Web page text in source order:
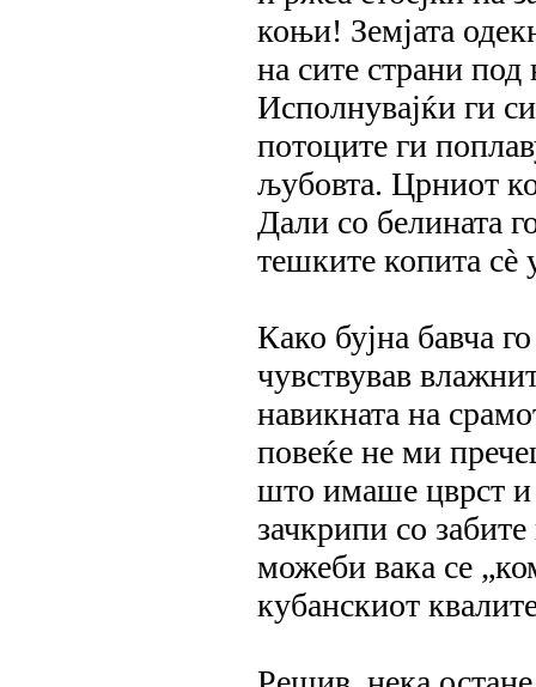
коњи! Земјата
на сите страни под
Исполнувајќи ги
потоците ги
љубовта. Црниот
Дали со белината
тешките копита сè
Како бујна бавча
чувствував
навикната на
повеќе не ми
што имаше цврст
зачкрипи со
можеби вака се
кубанскиот